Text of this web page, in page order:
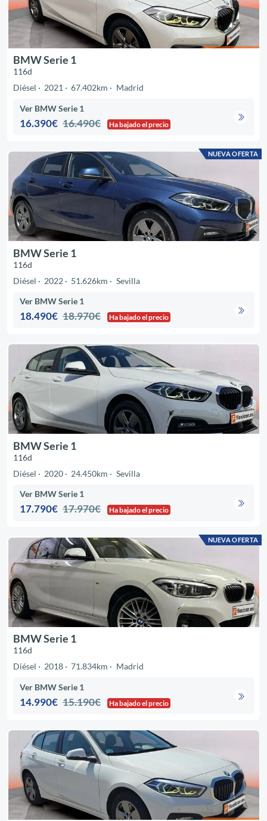
BMW Serie 1
116d
Diésel
2021 67.402km Madrid
Ver BMW Serie 1
16.390€ 16.490€ Ha bajado el precio
NUEVA OFERTA
BMW Serie 1
116d
Diésel
2022 51.626km Sevilla
Ver BMW Serie 1
18.490€ 18.970€ Ha bajado el precio
BMW Serie 1
116d
Diésel
2020 24.450km Sevilla
Ver BMW Serie 1
17.790€ 17.970€ Ha bajado el precio
NUEVA OFERTA
BMW Serie 1
116d
Diésel
2018 71.834km Madrid
Ver BMW Serie 1
14.990€ 15.190€ Ha bajado el precio